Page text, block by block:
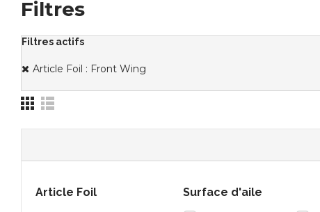
Filtres
Filtres actifs
Article Foil : Front Wing
Article Foil Surface d'aile